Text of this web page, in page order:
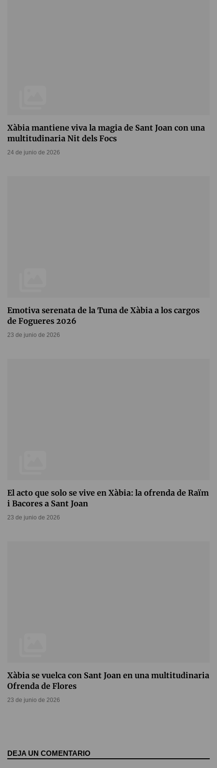
Xàbia mantiene viva la magia de Sant Joan con una
multitudinaria Nit dels Focs
24 de junio de 2026
Emotiva serenata de la Tuna de Xàbia a los cargos
de Fogueres 2026
23 de junio de 2026
El acto que solo se vive en Xàbia: la ofrenda de Raïm
i Bacores a Sant Joan
23 de junio de 2026
Xàbia se vuelca con Sant Joan en una multitudinaria
Ofrenda de Flores
23 de junio de 2026
DEJA UN COMENTARIO